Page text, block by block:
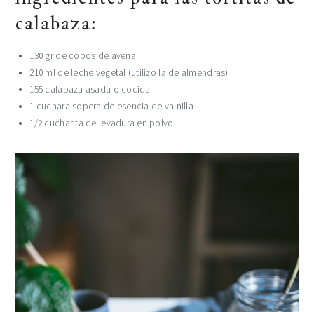
calabaza:
130 gr de copos de avena
210 ml de leche vegetal (utilizo la de almendras)
155 calabaza asada o cocida
1 cuchara sopera de esencia de vainilla
1/2 cucharita de levadura en polvo